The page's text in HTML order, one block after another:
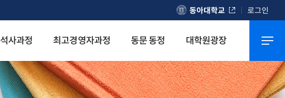
동아대학교 로그인
석사과정 최고경영자과정 동문 동정 대학원광장